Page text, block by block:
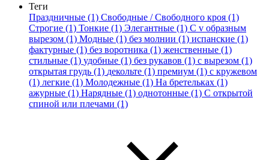
Теги
Праздничные (1) Свободные / Свободного кроя (1)
Строгие (1) Тонкие (1) Элегантные (1) С v образным
вырезом (1) Модные (1) без молнии (1) испанские (1)
фактурные (1) без воротника (1) женственные (1)
стильные (1) удобные (1) без рукавов (1) с вырезом (1)
открытая грудь (1) декольте (1) премиум (1) с кружевом
(1) легкие (1) Молодежные (1) На бретельках (1)
ажурные (1) Нарядные (1) однотонные (1) С открытой
спиной или плечами (1)